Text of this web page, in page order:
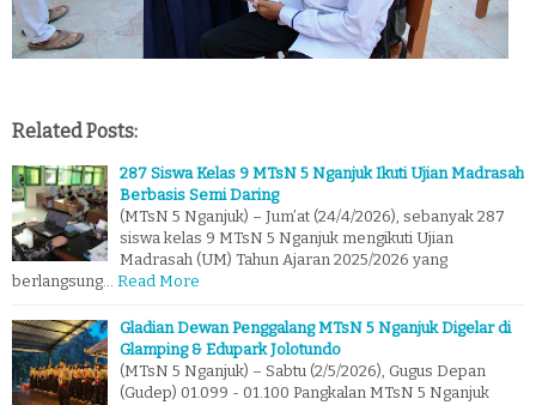
Related Posts:
287 Siswa Kelas 9 MTsN 5 Nganjuk Ikuti Ujian Madrasah
Berbasis Semi Daring
(MTsN 5 Nganjuk) – Jum’at (24/4/2026), sebanyak 287
siswa kelas 9 MTsN 5 Nganjuk mengikuti Ujian
Madrasah (UM) Tahun Ajaran 2025/2026 yang
berlangsung… Read More
Gladian Dewan Penggalang MTsN 5 Nganjuk Digelar di
Glamping & Edupark Jolotundo
(MTsN 5 Nganjuk) – Sabtu (2/5/2026), Gugus Depan
(Gudep) 01.099 - 01.100 Pangkalan MTsN 5 Nganjuk